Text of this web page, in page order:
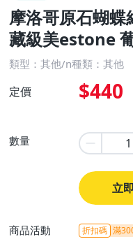
摩洛哥原石蝴
藏級美estone
類型：其他/n種類：其他
定價 $440
數量
立
商品活動 折扣碼 滿